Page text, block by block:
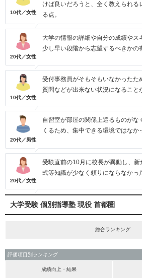
10代／女性
けば良いだろうと、全く教えられる
る点。
20代／女性
大学の情報の詳細や自分の成績やス
少し早い段階から志望するべきかの
10代／女性
受付事務員がそもそもいなかったた
質問などが出来ない状況になること
20代／男性
自習室が部屋の関係上遮るものがな
くるため、集中できる環境ではなか
20代／女性
受験直前の10月に校長が異動し、
式等知識が少なく頼りにならなかっ
大学受験 個別指導塾 現役 首都圏
総合ランキング
評価項目別ランキング
成績向上・結果